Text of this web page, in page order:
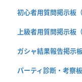
初心者用質問掲示板（
上級者用質問掲示板
ガシャ結果報告掲示
パーティ診断・考察板